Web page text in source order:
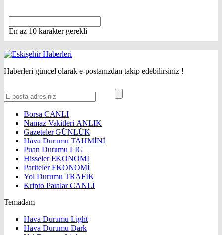
En az 10 karakter gerekli
Haberleri güncel olarak e-postanızdan takip edebilirsiniz !
Borsa CANLI
Namaz Vakitleri ANLIK
GazetelerGÜNLÜK
Hava Durumu TAHMİNİ
Puan Durumu LİG
HisselerEKONOMİ
ParitelerEKONOMİ
Yol Durumu TRAFİK
Kripto ParalarCANLI
Temadam
Hava Durumu Light
Hava Durumu Dark